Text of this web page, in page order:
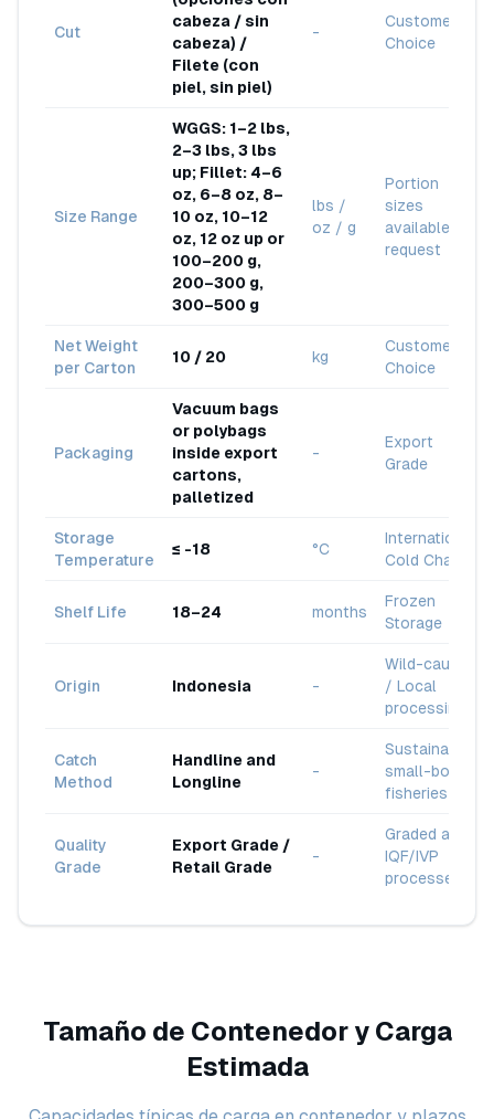
Cut
cabeza / sin
cabeza) /
Filete (con
piel, sin piel)
-
Customer
Choice
Size Range
WGGS: 1–2 lbs,
2–3 lbs, 3 lbs
up; Fillet: 4–6
oz, 6–8 oz, 8–
10 oz, 10–12
oz, 12 oz up or
100–200 g,
200–300 g,
300–500 g
lbs /
oz / g
Portion
sizes
available on
request
Net Weight
per Carton
10 / 20 kg
Customer
Choice
Packaging
Vacuum bags
or polybags
inside export
cartons,
palletized
-
Export
Grade
Storage
Temperature
≤ -18 °C
International
Cold Chain
Shelf Life 18–24 months
Frozen
Storage
Origin Indonesia -
Wild-caught
/ Local
processing
Catch
Method
Handline and
Longline
-
Sustainable
small-boat
fisheries
Quality
Grade
Export Grade /
Retail Grade
-
Graded and
IQF/IVP
processed
Tamaño de Contenedor y Carga
Estimada